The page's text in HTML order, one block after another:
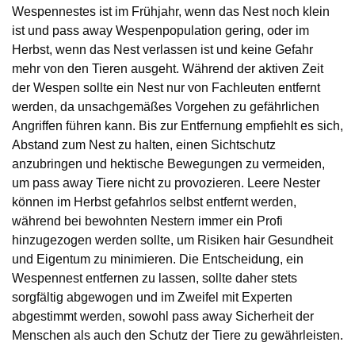
Wespennestes ist im Frühjahr, wenn das Nest noch klein
ist und pass away Wespenpopulation gering, oder im
Herbst, wenn das Nest verlassen ist und keine Gefahr
mehr von den Tieren ausgeht. Während der aktiven Zeit
der Wespen sollte ein Nest nur von Fachleuten entfernt
werden, da unsachgemäßes Vorgehen zu gefährlichen
Angriffen führen kann. Bis zur Entfernung empfiehlt es sich,
Abstand zum Nest zu halten, einen Sichtschutz
anzubringen und hektische Bewegungen zu vermeiden,
um pass away Tiere nicht zu provozieren. Leere Nester
können im Herbst gefahrlos selbst entfernt werden,
während bei bewohnten Nestern immer ein Profi
hinzugezogen werden sollte, um Risiken hair Gesundheit
und Eigentum zu minimieren. Die Entscheidung, ein
Wespennest entfernen zu lassen, sollte daher stets
sorgfältig abgewogen und im Zweifel mit Experten
abgestimmt werden, sowohl pass away Sicherheit der
Menschen als auch den Schutz der Tiere zu gewährleisten.